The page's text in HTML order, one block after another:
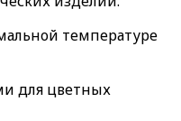
температуре
для цветных